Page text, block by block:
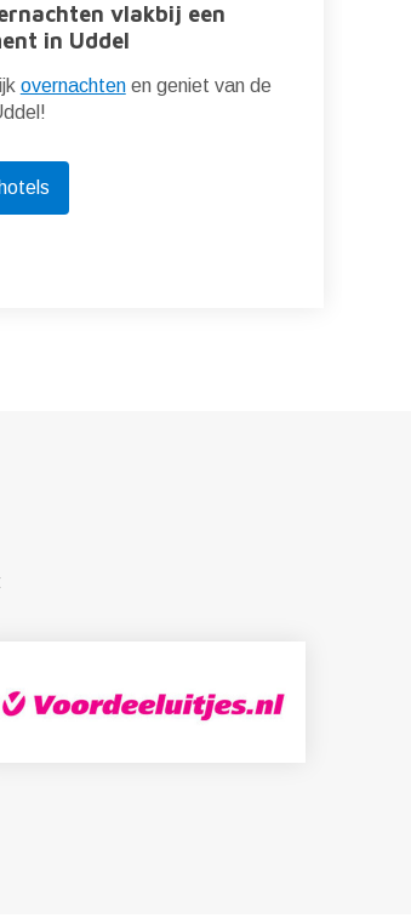
vlakbij een
in Uddel
overnachtenen geniet van de